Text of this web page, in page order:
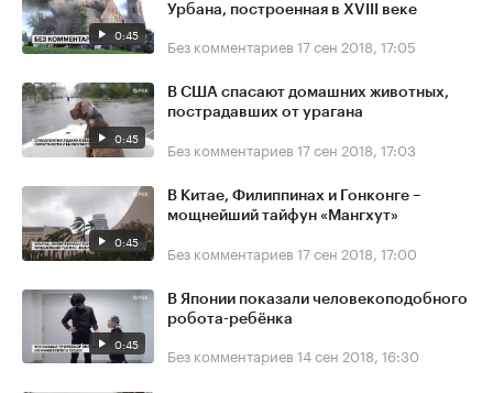
0:45
Урбана, построенная в XVIII веке
Без комментариев 17 сен 2018, 17:05
0:45
В США спасают домашних животных,
пострадавших от урагана
Без комментариев 17 сен 2018, 17:03
0:45
В Китае, Филиппинах и Гонконге –
мощнейший тайфун «Мангхут»
Без комментариев 17 сен 2018, 17:00
0:45
В Японии показали человекоподобного
робота-ребёнка
Без комментариев 14 сен 2018, 16:30